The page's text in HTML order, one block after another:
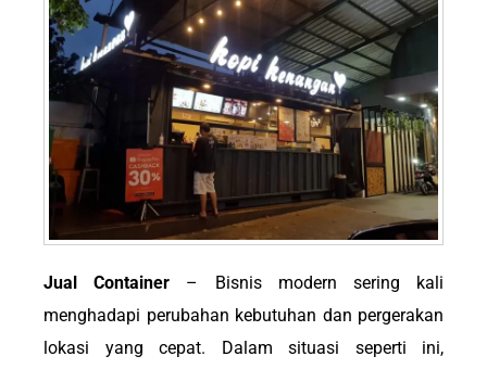
Jual Container – Bisnis modern sering kali
menghadapi perubahan kebutuhan dan pergerakan
lokasi yang cepat. Dalam situasi seperti ini,